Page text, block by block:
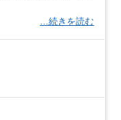
…続きを読む